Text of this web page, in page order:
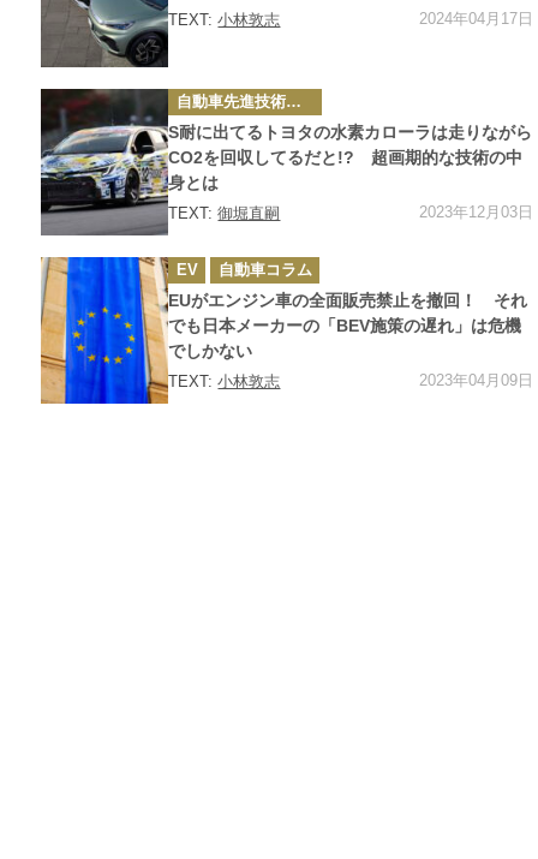
TEXT:小林敦志 2024年04月17日
カ
テ
ゴ
リ
ー
自動車先進技術・テクノロジーニュース
S耐に出てるトヨタの水素カローラは走りながら
CO2を回収してるだと!? 超画期的な技術の中
身とは
TEXT:御堀直嗣 2023年12月03日
カ
テ
ゴ
リ
ー
EV 自動車コラム
EUがエンジン車の全面販売禁止を撤回！ それ
でも日本メーカーの「BEV施策の遅れ」は危機
でしかない
TEXT:小林敦志 2023年04月09日